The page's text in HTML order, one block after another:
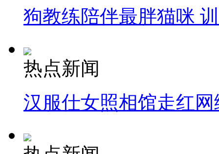
狗教练陪伴最胖猫咪
热点新闻
汉服仕女照相馆走红网